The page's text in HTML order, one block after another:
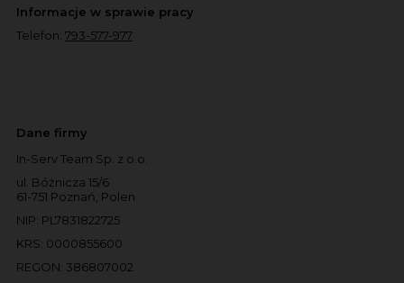
Informacje w sprawie pracy
Telefon: 793-577-977
Dane firmy
In-Serv Team Sp. z o.o.
ul. Bóżnicza 15/6
61-751 Poznań, Polen
NIP: PL7831822725
KRS: 0000855600
REGON: 386807002